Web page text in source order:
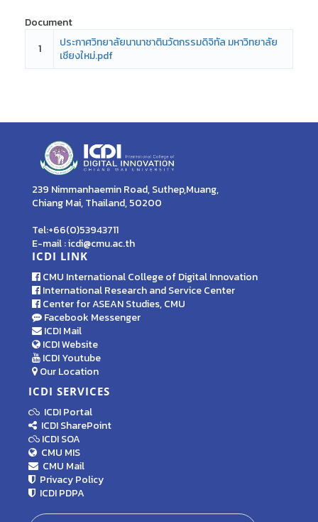
Document
1
ประกาศวิทยาลัยนานาชาตินวัตกรรมดิจิทัล มหาวิทยาลัย
เชียงใหม่.pdf
239 Nimmanhaemin Road, Suthep,Muang,
Chiang Mai, Thailand, 50200
Tel:+66(0)53943711
E-mail : icdi@cmu.ac.th
ICDI LINK
CMU International College of Digital Innovation
International Research and Service Center
Center for ASEAN Studies, CMU
Facebook Messenger
ICDI Mail
ICDI Website
ICDI Youtube
Our Location
ICDI SERVICES
ICDI Portal
ICDI SharePoint
ICDI SOA
CMU MIS
CMU Mail
Privacy Policy
ICDI PDPA